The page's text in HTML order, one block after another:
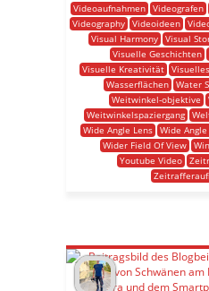
Videoaufnahmen Videografen
Videography
Videoideen
Visual Harmony Visual
Visuelle Geschichten
Visuelle Kreativität
Wasserflächen
Water
Weitwinkel-objektive
Weitwinkelspaziergang
Wide Angle Lens Wide
Wider Field Of View
Youtube Video